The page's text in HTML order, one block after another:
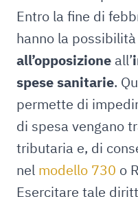
Entro la fine di
hanno la
all’opposizione all’
spese sanitarie.
permette di
di spesa vengano
tributaria e, di
nel modello 730 o
Esercitare tale